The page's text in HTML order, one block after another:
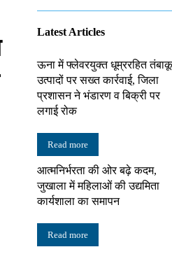
Latest Articles
ऊना में फ्लेवरयुक्त धूम्ररहित तंबाकू
उत्पादों पर सख्त कार्रवाई, जिला
प्रशासन ने भंडारण व बिक्री पर
लगाई रोक
Read more
आत्मनिर्भरता की ओर बढ़े कदम,
जुखाला में महिलाओं की उद्यमिता
कार्यशाला का समापन
Read more